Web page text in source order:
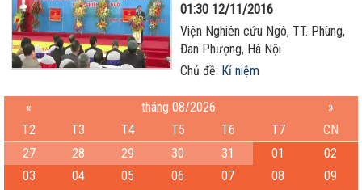
01:30 12/11/2016
Viện Nghiên cứu Ngô, TT. Phùng,
Đan Phượng, Hà Nội
Chủ đề: Kỉ niệm
« tháng 08/2026
»
T2
T3 T4 T5 T6 T7
CN
27
28 29 30 31 01
02
03
04 05 06 07 08
09